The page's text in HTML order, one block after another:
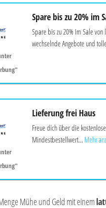
Spare bis zu 20% im
Spare bis zu 20% im Sale
wechselnde Angebote und
Lieferung frei Haus
Freue dich über die
Mindestbestellwert... Mehr
Mühe und Geld mit einem